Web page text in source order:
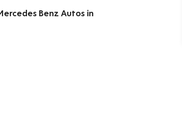
Benz Autos in